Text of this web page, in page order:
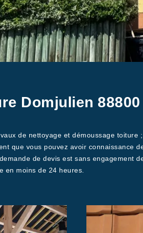
Domjulien 88800
de nettoyage et démoussage toiture ;
que vous pouvez avoir connaissance
de devis est sans engagement
en moins de 24 heures.